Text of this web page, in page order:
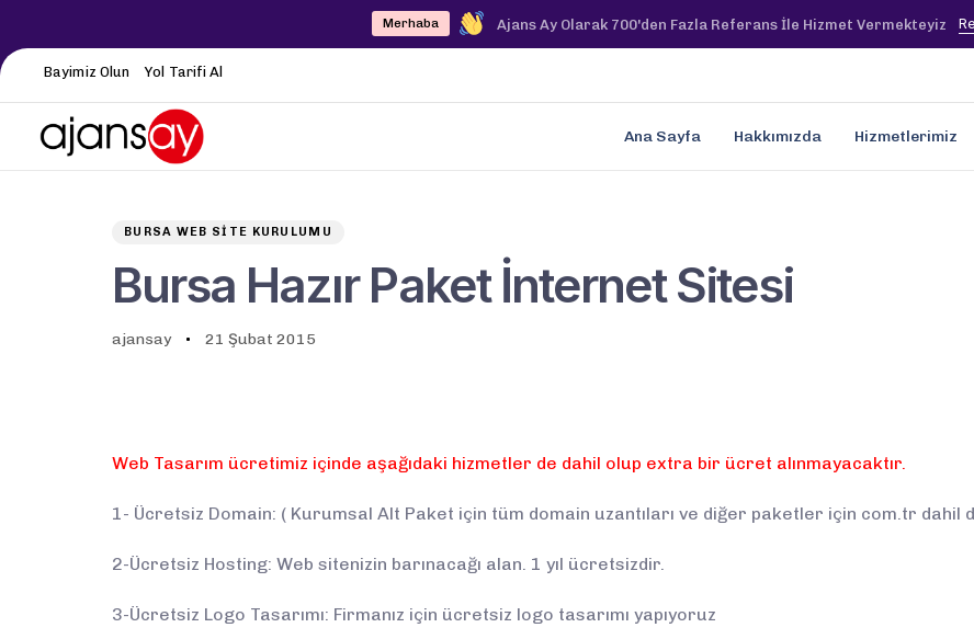
Merhaba Ajans Ay Olarak 700'den Fazla Referans İle Hizmet Vermekteyiz
Bayimiz Olun Yol Tarifi Al
Ana Sayfa Hakkımızda Hizmetlerimiz
BURSA WEB SITE KURULUMU
Bursa Hazır Paket İnternet Sitesi
ajansay 21 Şubat 2015
Web Tasarım ücretimiz içinde aşağıdaki hizmetler de dahil olup extra bir ücret alınmayacaktır.
1- Ücretsiz Domain: ( Kurumsal Alt Paket için tüm domain uzantıları ve diğer paketler için com.tr dahil
2-Ücretsiz Hosting: Web sitenizin barınacağı alan. 1 yıl ücretsizdir.
3-Ücretsiz Logo Tasarımı: Firmanız için ücretsiz logo tasarımı yapıyoruz